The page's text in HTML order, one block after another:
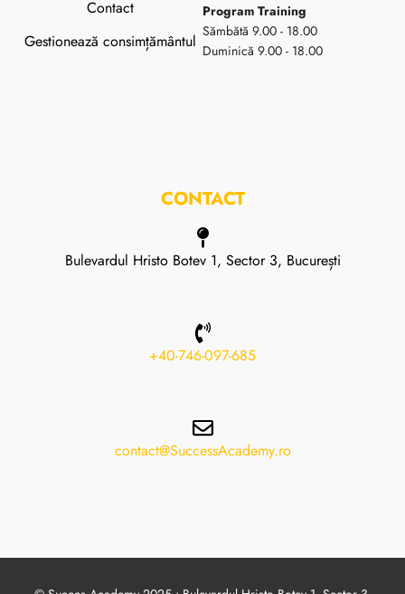
Contact
Gestionează consimțământul
Program Training
Sămbătă 9.00 - 18.00
Duminică 9.00 - 18.00
CONTACT
Bulevardul Hristo Botev 1, Sector 3, București
+40-746-097-685
contact@SuccessAcademy.ro